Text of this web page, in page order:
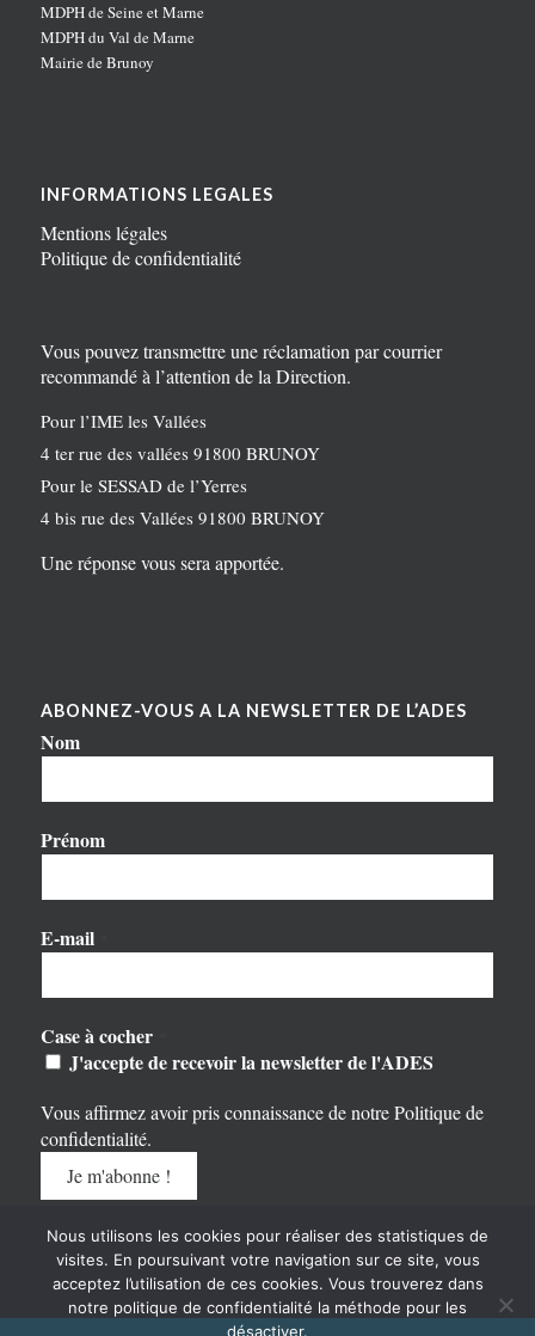
MDPH de Seine et Marne
MDPH du Val de Marne
Mairie de Brunoy
INFORMATIONS LEGALES
Mentions légales
Politique de confidentialité
Vous pouvez transmettre une réclamation par courrier
recommandé à l’attention de la Direction.
Pour l’IME les Vallées
4 ter rue des vallées 91800 BRUNOY
Pour le SESSAD de l’Yerres
4 bis rue des Vallées 91800 BRUNOY
Une réponse vous sera apportée.
ABONNEZ-VOUS A LA NEWSLETTER DE L’ADES
Nom
Prénom
E-mail
Case à cocher
J'accepte de recevoir la newsletter de l'ADES
Vous affirmez avoir pris connaissance de notrePolitique de
confidentialité.
Nous utilisons les cookies pour réaliser des statistiques de
visites. En poursuivant votre navigation sur ce site, vous
acceptez l’utilisation de ces cookies. Vous trouverez dans
notre politique de confidentialité la méthode pour les
désactiver.